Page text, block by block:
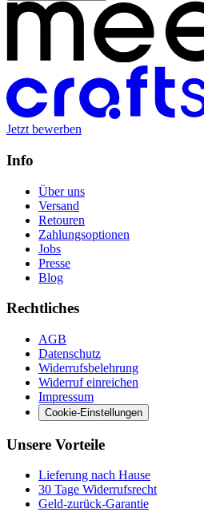
Jetzt bewerben
Info
Über uns
Versand
Retouren
Zahlungsoptionen
Jobs
Presse
Blog
Rechtliches
AGB
Datenschutz
Widerrufsbelehrung
Widerruf einreichen
Impressum
Cookie-Einstellungen
Unsere Vorteile
Lieferung nach Hause
30 Tage Widerrufsrecht
Geld-zurück-Garantie